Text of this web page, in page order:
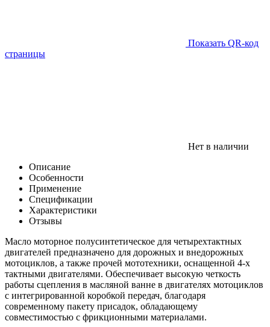
Показать QR-код
страницы
Нет в наличии
Описание
Особенности
Применение
Спецификации
Характеристики
Отзывы
Масло моторное полусинтетическое для четырехтактных
двигателей предназначено для дорожных и внедорожных
мотоциклов, а также прочей мототехники, оснащенной 4-х
тактными двигателями. Обеспечивает высокую четкость
работы сцепления в масляной ванне в двигателях мотоциклов
с интегрированной коробкой передач, благодаря
современному пакету присадок, обладающему
совместимостью с фрикционными материалами.